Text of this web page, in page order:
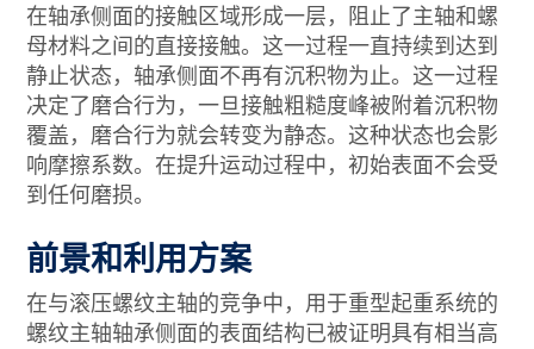
在轴承侧面的接触区域形成一层，阻止了主轴和螺
母材料之间的直接接触。这一过程一直持续到达到
静止状态，轴承侧面不再有沉积物为止。这一过程
决定了磨合行为，一旦接触粗糙度峰被附着沉积物
覆盖，磨合行为就会转变为静态。这种状态也会影
响摩擦系数。在提升运动过程中，初始表面不会受
到任何磨损。
前景和利用方案
在与滚压螺纹主轴的竞争中，用于重型起重系统的
螺纹主轴轴承侧面的表面结构已被证明具有相当高